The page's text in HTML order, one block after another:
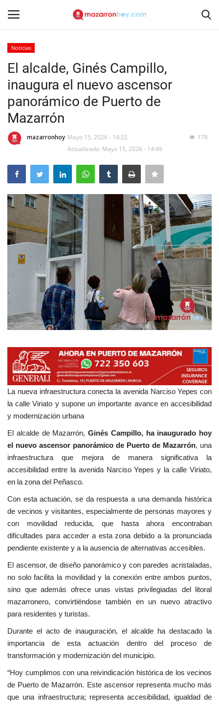
Inicio
Contacto
Noticias
Entrevistas
Reportajes
Empresas
Mapa de Mazarrón
Galerías
Empresas
Noticias
El alcalde, Ginés Campillo,
inaugura el nuevo ascensor
panorámico de Puerto de
Mazarrón
mazarronhoy Mayo 15, 2026 - 14:22
Actualizado: Mayo 15, 2026 - 14:49
178
La nueva infraestructura conecta la avenida Narciso Yepes con
la calle Viriato y supone un importante avance en accesibilidad
y modernización urbana
El alcalde de Mazarrón, Ginés Campillo, ha inaugurado hoy
el nuevo ascensor panorámico de Puerto de Mazarrón, una
infraestructura que mejora de manera significativa la
accesibilidad entre la avenida Narciso Yepes y la calle Viriato,
en la zona del Peñasco.
Con esta actuación, se da respuesta a una demanda histórica
de vecinos y visitantes, especialmente de personas mayores y
con movilidad reducida, que hasta ahora encontraban
dificultades para acceder a esta zona debido a la pronunciada
pendiente existente y a la ausencia de alternativas accesibles.
El ascensor, de diseño panorámico y con paredes acristaladas,
no solo facilita la movilidad y la conexión entre ambos puntos,
sino que además ofrece unas vistas privilegiadas del litoral
mazarronero, convirtiéndose también en un nuevo atractivo
para residentes y turistas.
Durante el acto de inauguración, el alcalde ha destacado la
importancia de esta actuación dentro del proceso de
transformación y modernización del municipio.
“Hoy cumplimos con una reivindicación histórica de los vecinos
de Puerto de Mazarrón. Este ascensor representa mucho más
que una infraestructura; representa accesibilidad, igualdad de